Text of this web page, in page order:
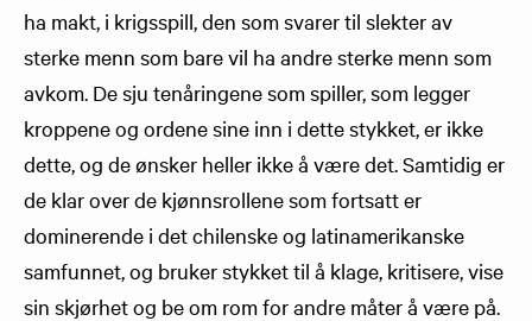
ha makt, i krigsspill, den som svarer til slekter av
sterke menn som bare vil ha andre sterke menn som
avkom. De sju tenåringene som spiller, som legger
kroppene og ordene sine inn i dette stykket, er ikke
dette, og de ønsker heller ikke å være det. Samtidig er
de klar over de kjønnsrollene som fortsatt er
dominerende i det chilenske og latinamerikanske
samfunnet, og bruker stykket til å klage, kritisere, vise
sin skjørhet og be om rom for andre måter å være på.